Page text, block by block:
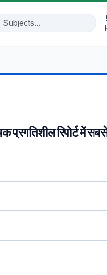
प्रगतिशील रिपोर्ट में